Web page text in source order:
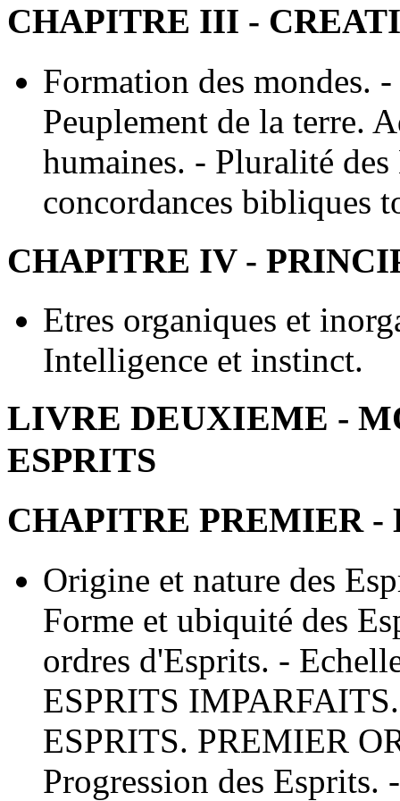
CHAPITRE III -
Formation des mondes.
Peuplement de la terre.
humaines. - Pluralité
concordances bibliques
CHAPITRE IV -
Etres organiques et
Intelligence et instinct.
LIVRE DEUXIEME -
ESPRITS
CHAPITRE PREMIER -
Origine et nature des
Forme et ubiquité des
ordres d'Esprits. -
ESPRITS
ESPRITS. PREMIER
Progression des Esprits.